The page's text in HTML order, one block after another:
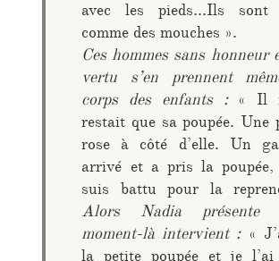
avec les pieds…Ils sont
comme des mouches ».
Ces hommes sans honneur
vertu s’en prennent
corps des enfants : « Il
restait que sa poupée. Une
rose à côté d’elle. Un
arrivé et a pris la
suis battu pour la
Alors Nadia
moment-là intervient : «